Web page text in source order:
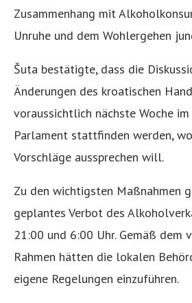
Zusammenhang mit
Unruhe und dem Wohlergehen
Šuta bestätigte, dass die
Änderungen des kroatischen
voraussichtlich nächste Woche
Parlament stattfinden werden,
Vorschläge aussprechen will.
Zu den wichtigsten Maßnahmen
geplantes Verbot des
21:00 und 6:00 Uhr. Gemäß dem
Rahmen hätten die lokalen
eigene Regelungen einzuführen.